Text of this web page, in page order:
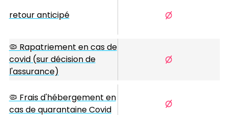
retour anticipé
🦠 Rapatriement en cas de
covid (sur décision de
l'assurance)
🦠 Frais d'hébergement en
cas de quarantaine Covid